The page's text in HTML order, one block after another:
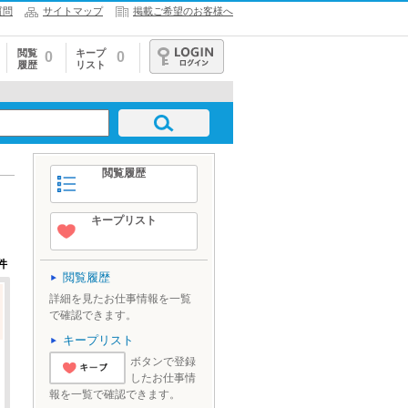
問 サイトマップ 掲載ご希望のお客様へ
閲覧
履歴
0
キープ
リスト
0
ログイン
閲覧履歴
キープリスト
閲覧履歴
詳細を見たお仕事情報を一覧
で確認できます。
キープリスト
'とりあえずキ
ボタンで登録
したお仕事情
報を一覧で確認できます。